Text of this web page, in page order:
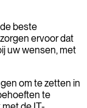
beste
ervoor dat
uw wensen, met
om te zetten in
te